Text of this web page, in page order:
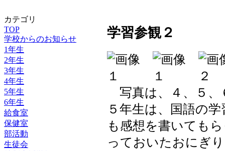
カテゴリ
TOP
学校からのお知らせ
1年生
2年生
3年生
4年生
5年生
6年生
給食室
保健室
部活動
生徒会
学習参観２
写真は、４、５、
５年生は、国語の
も感想を書いても
っておいたおにぎ